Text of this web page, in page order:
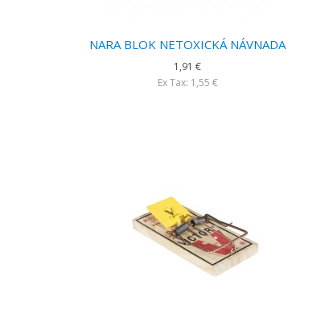
NARA BLOK NETOXICKÁ NÁVNADA
1,91 €
Ex Tax: 1,55 €